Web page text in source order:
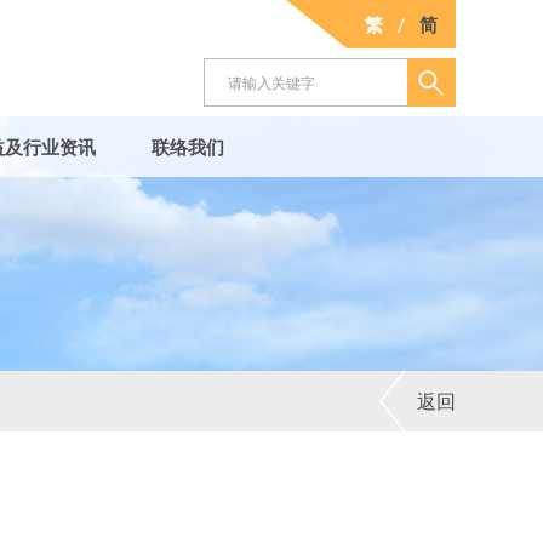
繁 / 简
及行业资讯 联络我们
返回